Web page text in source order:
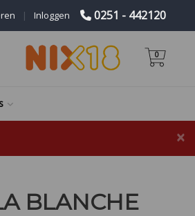
0251 - 442120
Inloggen
|
0
×
BLANCHE